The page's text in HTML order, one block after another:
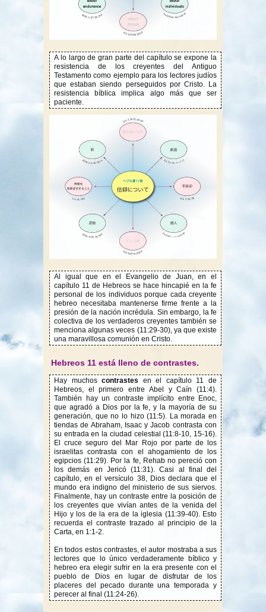
A lo largo de gran parte del capítulo se expone la
resistencia de los creyentes del Antiguo
Testamento como ejemplo para los lectores judíos
que estaban siendo perseguidos por Cristo. La
resistencia bíblica implica algo más que ser
paciente.
Al igual que en el Evangelio de Juan, en el
capítulo 11 de Hebreos se hace hincapié en la fe
personal de los individuos porque cada creyente
hebreo necesitaba mantenerse firme frente a la
presión de la nación incrédula. Sin embargo, la fe
colectiva de los verdaderos creyentes también se
menciona algunas veces (11:29-30), ya que existe
una maravillosa comunión en Cristo.
Hebreos 11 está lleno de contrastes.
Hay muchoscontrastes en el capítulo 11 de
Hebreos, el primero entre Abel y Caín (11:4).
También hay un contraste implícito entre Enoc,
que agradó a Dios por la fe, y la mayoría de su
generación, que no lo hizo (11:5). La morada en
tiendas de Abraham, Isaac y Jacob contrasta con
su entrada en la ciudad celestial (11:8-10, 15-16).
El cruce seguro del Mar Rojo por parte de los
israelitas contrasta con el ahogamiento de los
egipcios (11:29). Por la fe, Rehab no pereció con
los demás en Jericó (11:31). Casi al final del
capítulo, en el versículo 38, Dios declara que el
mundo era indigno del ministerio de sus siervos.
Finalmente, hay un contraste entre la posición de
los creyentes que vivían antes de la venida del
Hijo y los de la era de la iglesia (11:39-40). Esto
recuerda el contraste trazado al principio de la
Carta, en 1:1-2.
En todos estos contrastes, el autor mostraba a sus
lectores que lo único verdaderamente bíblico y
hebreo era elegir sufrir en la era presente con el
pueblo de Dios en lugar de disfrutar de los
placeres del pecado durante una temporada y
perecer al final (11:24-26).